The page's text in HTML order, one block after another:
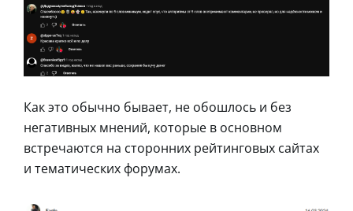
Как это обычно бывает, не обошлось и без
негативных мнений, которые в основном
встречаются на сторонних рейтинговых сайтах
и тематических форумах.